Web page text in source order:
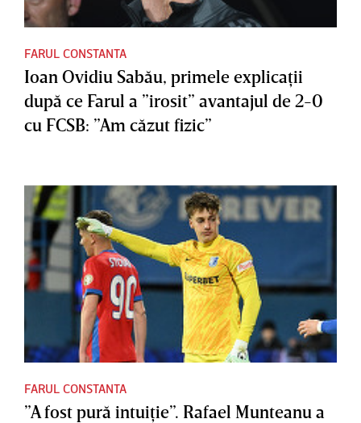
FARUL CONSTANTA
Ioan Ovidiu Sabău, primele explicaţii
după ce Farul a ”irosit” avantajul de 2-0
cu FCSB: ”Am căzut fizic”
FARUL CONSTANTA
”A fost pură intuiţie”. Rafael Munteanu a